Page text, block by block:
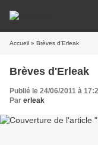
Accueil » Brèves d'Erleak
Brèves d'Erleak
Publié le 24/06/2011 à
Par erleak